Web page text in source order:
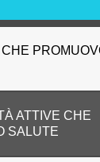
ATTIVE CHE
SALUTE